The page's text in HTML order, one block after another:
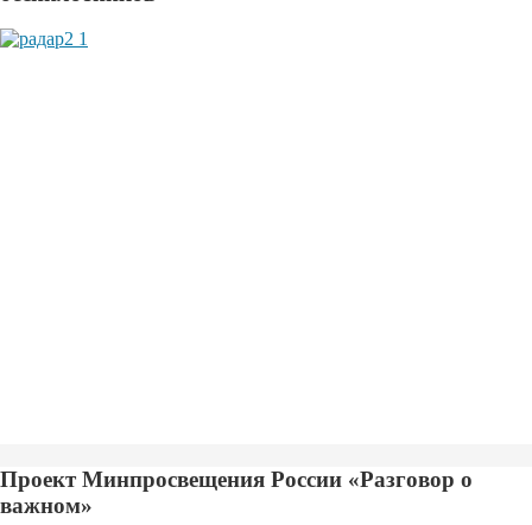
Проект Минпросвещения России «Разговор о
важном»